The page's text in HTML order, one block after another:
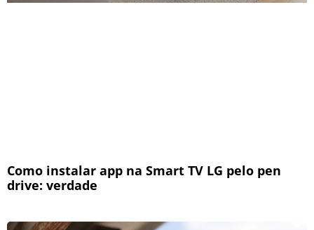
Como instalar app na Smart TV LG pelo pen
drive: verdade